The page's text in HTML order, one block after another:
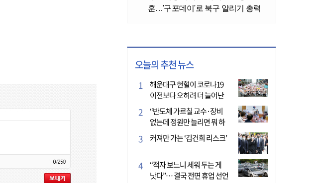
오늘의 추천 뉴스
해운대구 헌혈이 코로나19
이전보다 오히려 더 늘어난
이유는?
“반도체 가르칠 교수·장비
없는데 정원만 늘리면 뭐 하
나”
커져만 가는 ‘김건희 리스크’
“적자 보느니 세워 두는 게
낫다”… 결국 전면 휴업 선언